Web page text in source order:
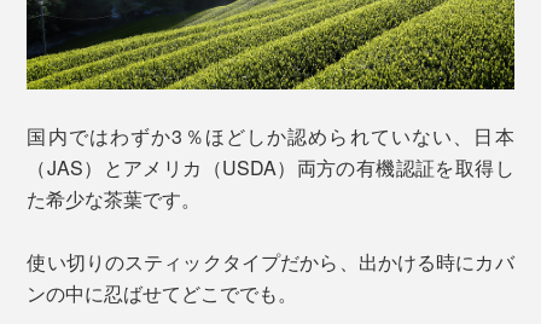
国内ではわずか3％ほどしか認められていない、日本
（JAS）とアメリカ（USDA）両方の有機認証を取得し
た希少な茶葉です。
使い切りのスティックタイプだから、出かける時にカバ
ンの中に忍ばせてどこででも。